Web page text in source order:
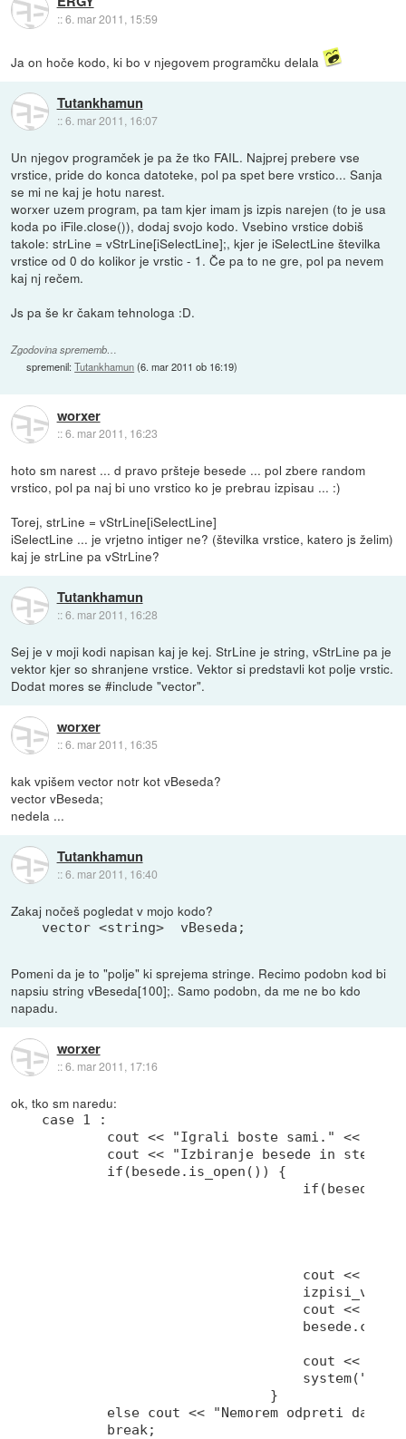
::6. mar 2011, 15:59
Ja on hoče kodo, ki bo v njegovem programčku delala
Tutankhamun
::6. mar 2011, 16:07
Un njegov programček je pa že tko FAIL. Najprej prebere vse
vrstice, pride do konca datoteke, pol pa spet bere vrstico... Sanja
se mi ne kaj je hotu narest.
worxer uzem program, pa tam kjer imam js izpis narejen (to je usa
koda po iFile.close()), dodaj svojo kodo. Vsebino vrstice dobiš
takole: strLine = vStrLine[iSelectLine];, kjer je iSelectLine številka
vrstice od 0 do kolikor je vrstic - 1. Če pa to ne gre, pol pa nevem
kaj nj rečem.
Js pa še kr čakam tehnologa :D.
Zgodovina sprememb…
spremenil:Tutankhamun(6. mar 2011 ob 16:19)
worxer
::6. mar 2011, 16:23
hoto sm narest ... d pravo pršteje besede ... pol zbere random
vrstico, pol pa naj bi uno vrstico ko je prebrau izpisau ... :)
Torej, strLine = vStrLine[iSelectLine]
iSelectLine ... je vrjetno intiger ne? (številka vrstice, katero js želim)
kaj je strLine pa vStrLine?
Tutankhamun
::6. mar 2011, 16:28
Sej je v moji kodi napisan kaj je kej. StrLine je string, vStrLine pa je
vektor kjer so shranjene vrstice. Vektor si predstavli kot polje vrstic.
Dodat mores se #include "vector".
worxer
::6. mar 2011, 16:35
kak vpišem vector notr kot vBeseda?
vector vBeseda;
nedela ...
Tutankhamun
::6. mar 2011, 16:40
Zakaj nočeš pogledat v mojo kodo?
Pomeni da je to "polje" ki sprejema stringe. Recimo podobn kod bi
napsiu string vBeseda[100];. Samo podobn, da me ne bo kdo
napadu.
worxer
::6. mar 2011, 17:16
ok, tko sm naredu:
case 1 :
cout << "Igrali boste sami." <<
cout << "Izbiranje besede in stetje
        if(besede.is_open()) {
cout <<
cout <<
cout <<
                            }
else cout << "Nemorem odpreti
        break;